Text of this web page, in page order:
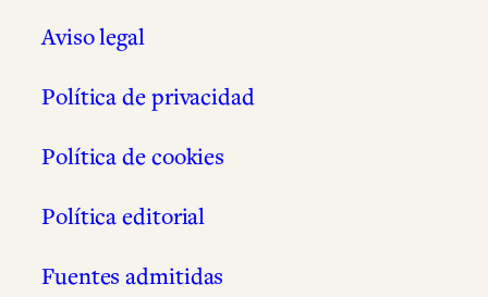
Aviso legal
Política de privacidad
Política de cookies
Política editorial
Fuentes admitidas